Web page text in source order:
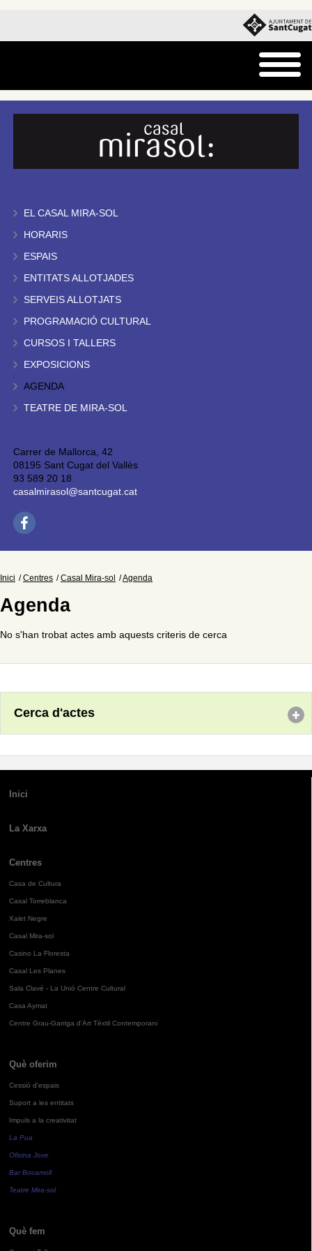
EL CASAL MIRA-SOL
HORARIS
ESPAIS
ENTITATS ALLOTJADES
SERVEIS ALLOTJATS
PROGRAMACIÓ CULTURAL
CURSOS I TALLERS
EXPOSICIONS
AGENDA
TEATRE DE MIRA-SOL
Carrer de Mallorca, 42
08195 Sant Cugat del Vallès
93 589 20 18
casalmirasol@santcugat.cat
Inici Centres Casal Mira-sol Agenda
Agenda
No s'han trobat actes amb aquests criteris de cerca
Cerca d'actes
Inici
La Xarxa
Centres
Casa de Cultura
Casal Torreblanca
Xalet Negre
Casal Mira-sol
Casino La Floresta
Casal Les Planes
Sala Clavé - La Unió Centre Cultural
Casa Aymat
Centre Grau-Garriga d'Art Tèxtil Contemporani
Què oferim
Cessió d'espais
Suport a les entitats
Impuls a la creativitat
La Pua
Oficina Jove
Bar Bocamoll
Teatre Mira-sol
Què fem